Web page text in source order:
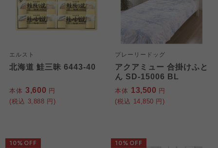
エルスト
北海道 鮭三昧 6443-40
本体 3,600 円
(税込 3,888 円)
プレーリードッグ
アクアミュー 合掛けふと
ん SD-15006 BL
本体 13,500 円
(税込 14,850 円)
10%OFF 10%OFF